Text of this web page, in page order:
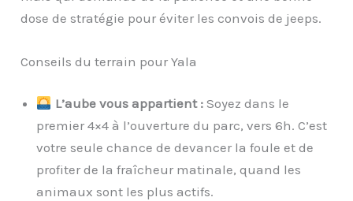
dose de stratégie pour éviter les convois de jeeps.
Conseils du terrain pour Yala
L’aube vous appartient :Soyez dans le
premier 4×4 à l’ouverture du parc, vers 6h. C’est
votre seule chance de devancer la foule et de
profiter de la fraîcheur matinale, quand les
animaux sont les plus actifs.